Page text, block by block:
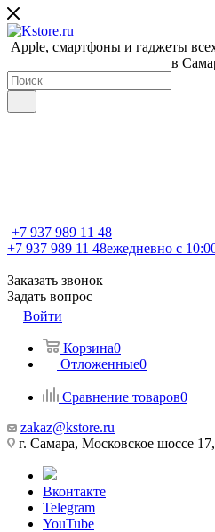
Apple, cмартфоны и гаджеты
в
+7 937 989 11 48
+7 937 989 11 48ежедневно с
Заказать звонок
Задать вопрос
Войти
Корзина0
Отложенные0
Сравнение товаров0
zakaz@kstore.ru
г. Самара, Московское шоссе
Вконтакте
Telegram
YouTube